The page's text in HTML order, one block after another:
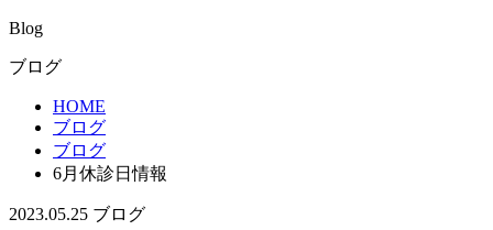
Blog
ブログ
HOME
ブログ
ブログ
6月休診日情報
2023.05.25 ブログ